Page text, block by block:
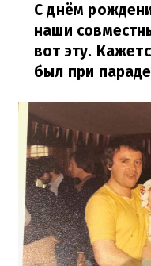
С днём
наши
вот эту.
был при